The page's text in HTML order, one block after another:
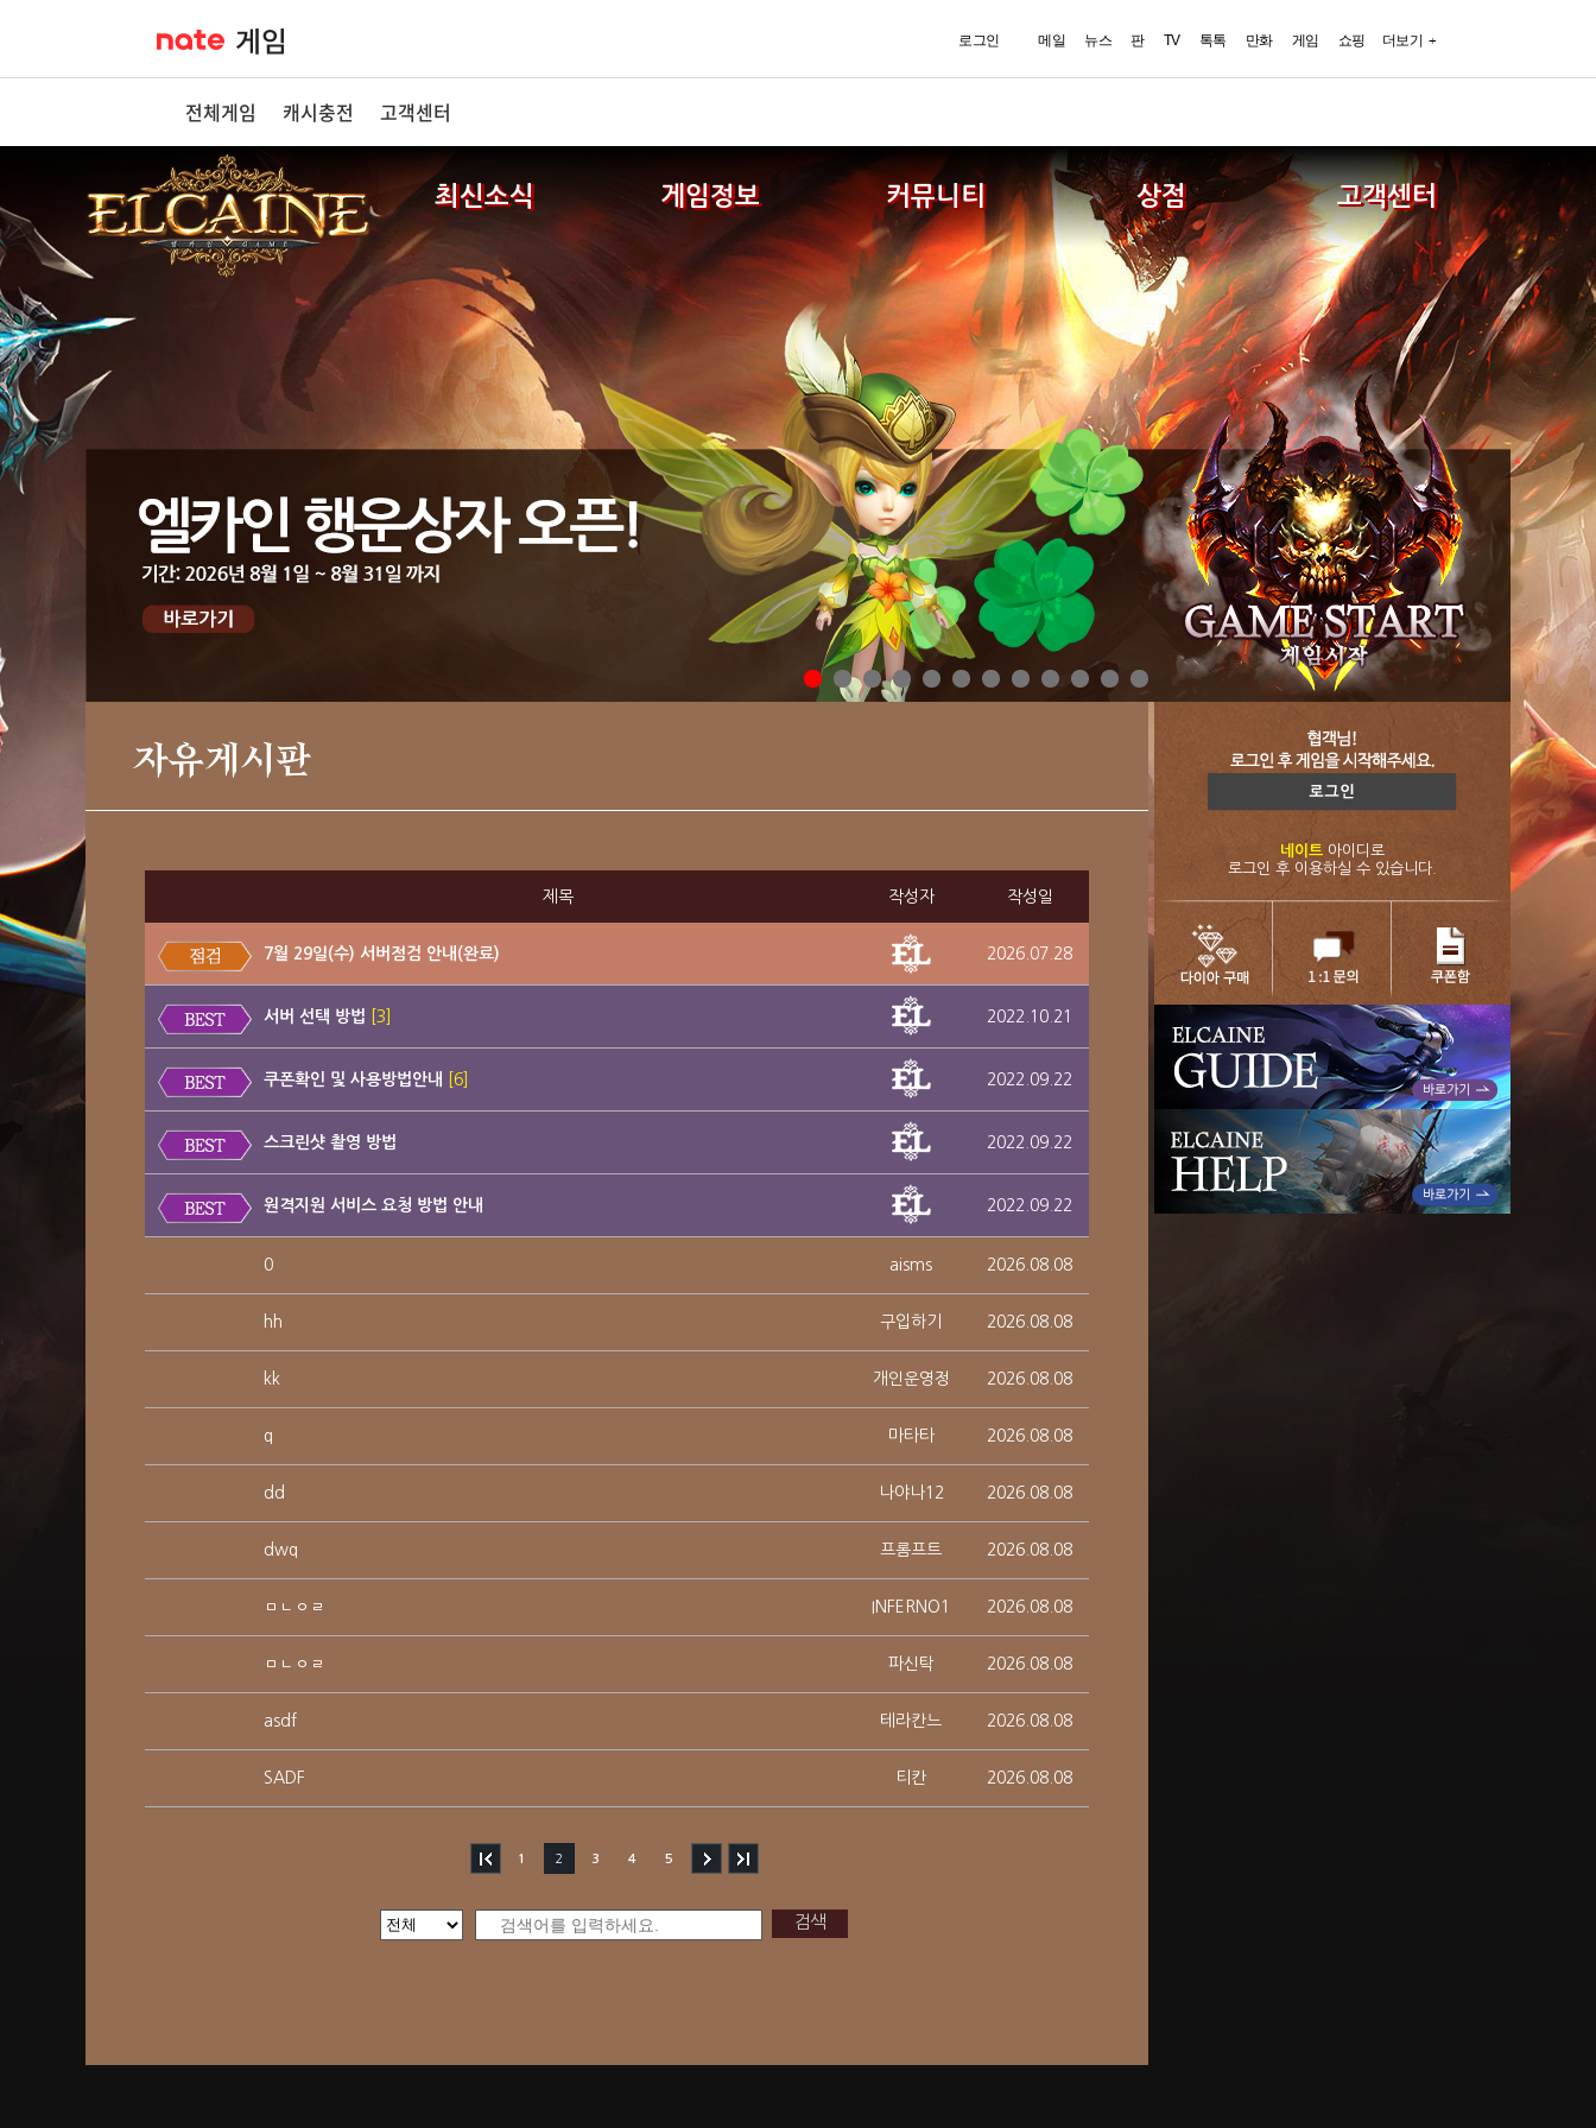
로그인 메일 뉴스 판 TV 톡톡 만화 게임 쇼핑 더보기
전체게임 캐시충전 고객센터
최신소식 게임정보 커뮤니티 상점 고객센터
네이트 아이디로
로그인 후 이용하실 수 있습니다.
자유게시판
제목 작성자 작성일
7월 29일(수) 서버점검 안내(완료) 2026.07.28
서버 선택 방법 [3] 2022.10.21
쿠폰확인 및 사용방법안내 [6] 2022.09.22
스크린샷 촬영 방법 2022.09.22
원격지원 서비스 요청 방법 안내 2022.09.22
0 aisms 2026.08.08
hh 구입하기 2026.08.08
kk 개인운영정 2026.08.08
q 마타타 2026.08.08
dd 나야나12 2026.08.08
dwq 프롬프트 2026.08.08
ㅁㄴㅇㄹ INFERNO1 2026.08.08
ㅁㄴㅇㄹ 파신탁 2026.08.08
asdf 테라칸느 2026.08.08
SADF 티칸 2026.08.08
1 2 3 4 5
검색